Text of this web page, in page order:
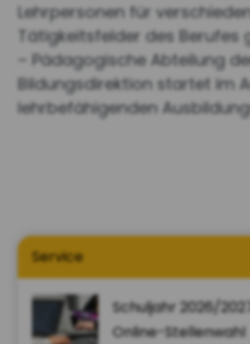
Lehrpersonen für
Tätigkeitsfelder des Berufes
– Pädagogische Abteilung
Bildungsdirektion startet im
lehrbefähigenden
Service
Schuljahr 2026/
Online-Stellenwahl